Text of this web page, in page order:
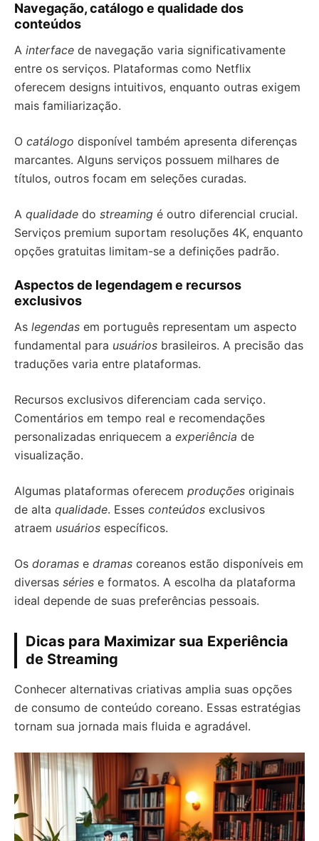
Navegação, catálogo e qualidade dos
conteúdos
A interface de navegação varia significativamente
entre os serviços. Plataformas como Netflix
oferecem designs intuitivos, enquanto outras exigem
mais familiarização.
O catálogo disponível também apresenta diferenças
marcantes. Alguns serviços possuem milhares de
títulos, outros focam em seleções curadas.
A qualidade do streaming é outro diferencial crucial.
Serviços premium suportam resoluções 4K, enquanto
opções gratuitas limitam-se a definições padrão.
Aspectos de legendagem e recursos
exclusivos
As legendas em português representam um aspecto
fundamental para usuários brasileiros. A precisão das
traduções varia entre plataformas.
Recursos exclusivos diferenciam cada serviço.
Comentários em tempo real e recomendações
personalizadas enriquecem a experiência de
visualização.
Algumas plataformas oferecem produções originais
de alta qualidade. Esses conteúdos exclusivos
atraem usuários específicos.
Os doramas e dramas coreanos estão disponíveis em
diversas séries e formatos. A escolha da plataforma
ideal depende de suas preferências pessoais.
Dicas para Maximizar sua Experiência
de Streaming
Conhecer alternativas criativas amplia suas opções
de consumo de conteúdo coreano. Essas estratégias
tornam sua jornada mais fluida e agradável.